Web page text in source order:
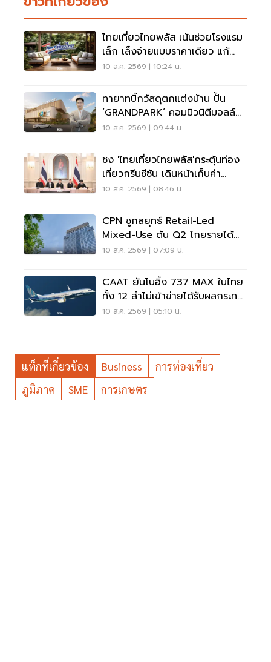
ไทยเที่ยวไทยพลัส เน้นช่วยโรงแรม
เล็ก เล็งจ่ายแบบราคาเดียว แก้
ปัญหาโรงแรมขึ้นราคา
10 ส.ค. 2569 | 10:24 น.
ทายาทบิ๊กวัสดุตกแต่งบ้าน ปั้น
‘GRANDPARK’ คอมมิวนิตีมอลล์
สปอร์ตพรีเมียม 4,000 ล้าน
10 ส.ค. 2569 | 09:44 น.
ชง 'ไทยเที่ยวไทยพลัส'กระตุ้นท่อง
เที่ยวกรีนซีซัน เดินหน้าเก็บค่า
เหยียบแผ่นดิน
10 ส.ค. 2569 | 08:46 น.
CPN ชูกลยุทธ์ Retail-Led
Mixed-Use ดัน Q2 โกยรายได้
1.3 หมื่นล้าน
10 ส.ค. 2569 | 07:09 น.
CAAT ยันโบอิ้ง 737 MAX ในไทย
ทั้ง 12 ลำไม่เข้าข่ายได้รับผลกระทบ
จากคำสั่ง FAA
10 ส.ค. 2569 | 05:10 น.
แท็กที่เกี่ยวข้อง Business
การท่องเที่ยว
ภูมิภาค
SME การเกษตร